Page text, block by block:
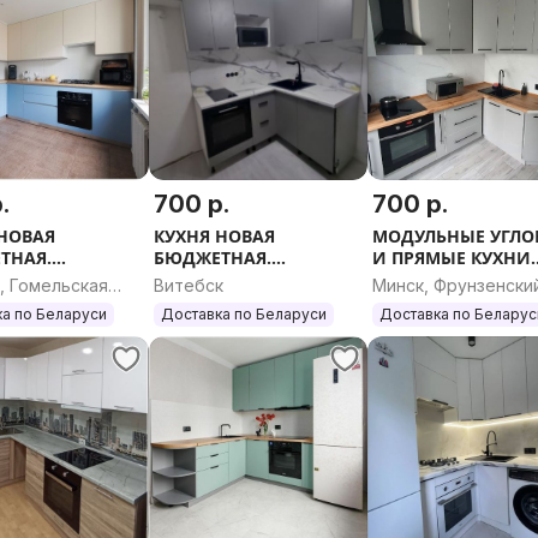
газ-лифты и вся
открытие вверх,
под духовой шкаф, под
плату.
и расчета стоимости в
кухня, П-образная кухня,
КУХНИ.
И УГЛОВЫЕ.
Гомельская
по Беларуси
700 р.
КУХНЯ НОВАЯ
БЮДЖЕТНАЯ.
МОДУЛЬНЫЕ КУХНИ.
ЛЮБОЙ РАЗМЕР.
Витебск
Доставка по Беларуси
700 р.
МОДУЛЬНЫЕ
И ПРЯМЫЕ КУХНИ.
РАЗМЕРЫ. ЦВЕТА.
Минск,
Доставка по